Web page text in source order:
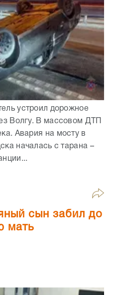
устроил дорожное
Волгу. В массовом ДТП
Авария на мосту в
началась с тарана –
сын забил до
мать